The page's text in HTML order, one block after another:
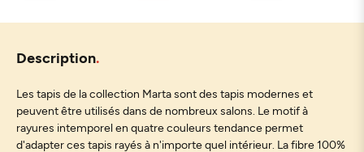
Description
Les tapis de la collection Marta sont des tapis modernes et
peuvent être utilisés dans de nombreux salons. Le motif à
rayures intemporel en quatre couleurs tendance permet
d'adapter ces tapis rayés à n'importe quel intérieur. La fibre 100%